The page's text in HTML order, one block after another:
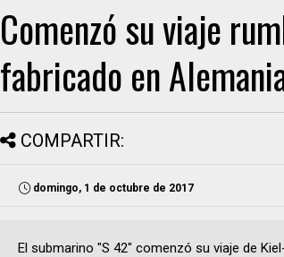
Comenzó su viaje
fabricado en
COMPARTIR:
domingo, 1 de octubre de 2017
El submarino "S 42" comenzó su viaje de